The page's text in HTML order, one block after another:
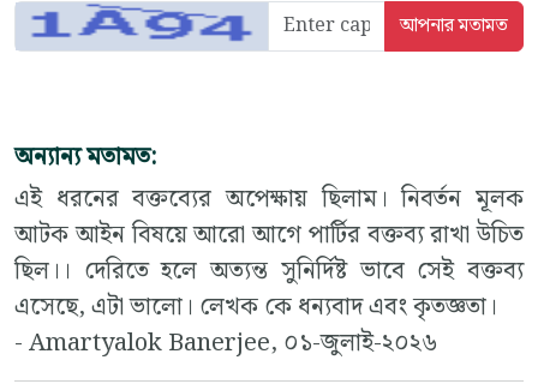
অন্যান্য মতামত:
এই ধরনের বক্তব্যের অপেক্ষায় ছিলাম। নিবর্তন মূলক
আটক আইন বিষয়ে আরো আগে পার্টির বক্তব্য রাখা উচিত
ছিল।। দেরিতে হলে অত্যন্ত সুনির্দিষ্ট ভাবে সেই বক্তব্য
এসেছে, এটা ভালো। লেখক কে ধন্যবাদ এবং কৃতজ্ঞতা।
- Amartyalok Banerjee, ০১-জুলাই-২০২৬